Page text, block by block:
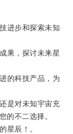
进步和探索未知
果，探讨未来星
的科技产品，为
是对未知宇宙充
的不二选择。
辰！。